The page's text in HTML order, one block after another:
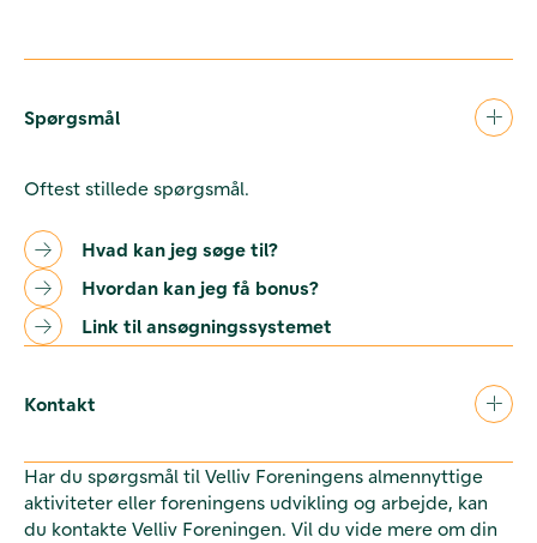
Spørgsmål
Oftest stillede spørgsmål.
Hvad kan jeg søge til?
Hvordan kan jeg få bonus?
Link til ansøgningssystemet
Kontakt
Har du spørgsmål til Velliv Foreningens almennyttige
aktiviteter eller foreningens udvikling og arbejde, kan
du kontakte Velliv Foreningen. Vil du vide mere om din